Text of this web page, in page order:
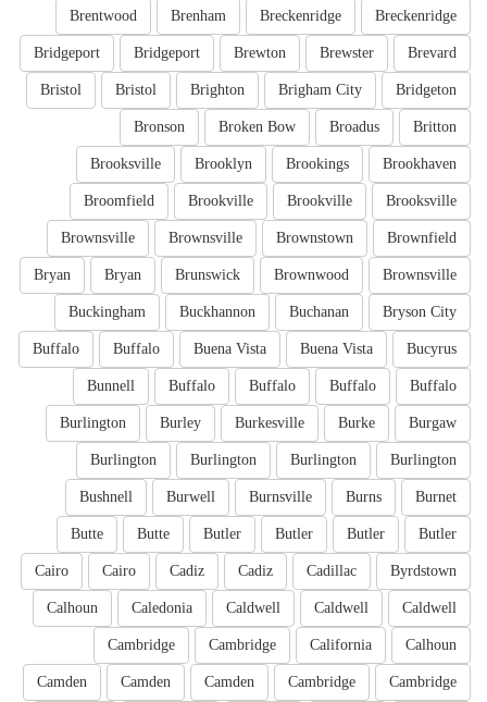
Breckenridge
Breckenridge
Brenham
Brentwood
Brevard
Brewster
Brewton
Bridgeport
Bridgeport
Bridgeton
Brigham City
Brighton
Bristol
Bristol
Britton
Broadus
Broken Bow
Bronson
Brookhaven
Brookings
Brooklyn
Brooksville
Brooksville
Brookville
Brookville
Broomfield
Brownfield
Brownstown
Brownsville
Brownsville
Brownsville
Brownwood
Brunswick
Bryan
Bryan
Bryson City
Buchanan
Buckhannon
Buckingham
Bucyrus
Buena Vista
Buena Vista
Buffalo
Buffalo
Buffalo
Buffalo
Buffalo
Buffalo
Bunnell
Burgaw
Burke
Burkesville
Burley
Burlington
Burlington
Burlington
Burlington
Burlington
Burnet
Burns
Burnsville
Burwell
Bushnell
Butler
Butler
Butler
Butler
Butte
Butte
Byrdstown
Cadillac
Cadiz
Cadiz
Cairo
Cairo
Caldwell
Caldwell
Caldwell
Caledonia
Calhoun
Calhoun
California
Cambridge
Cambridge
Cambridge
Cambridge
Camden
Camden
Camden